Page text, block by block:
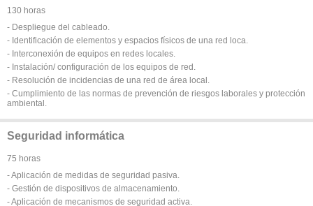
130 horas
- Despliegue del cableado.
- Identificación de elementos y espacios físicos de una red loca.
- Interconexión de equipos en redes locales.
- Instalación/ configuración de los equipos de red.
- Resolución de incidencias de una red de área local.
- Cumplimiento de las normas de prevención de riesgos laborales y protección
ambiental.
Seguridad informática
75 horas
- Aplicación de medidas de seguridad pasiva.
- Gestión de dispositivos de almacenamiento.
- Aplicación de mecanismos de seguridad activa.